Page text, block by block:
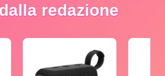
redazione